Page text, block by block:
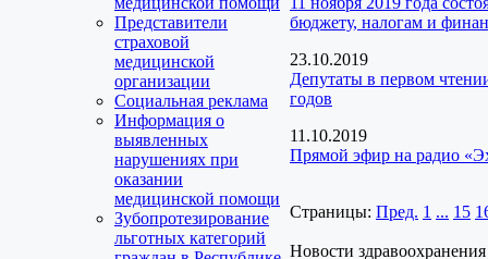
Представители
страховой
медицинской
организации
Социальная реклама
Информация о
выявленных
нарушениях при
оказании
медицинской помощи
Зубопротезирование
льготных категорий
бюджету, налогам и
23.10.2019
Депутаты в первом
годов
11.10.2019
Прямой эфир на радио
Страницы: Пред. 1 ... 15
Новости здравоохранения